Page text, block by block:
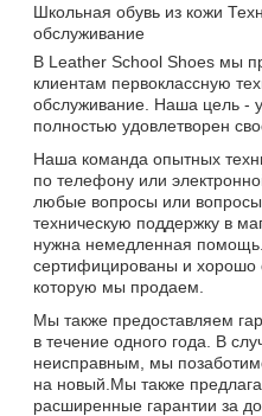
Школьная обувь из кожи
обслуживание
В Leather School Shoes мы
клиентам первоклассную
обслуживание. Наша цель -
полностью удовлетворен
Наша команда опытных
по телефону или
любые вопросы или
техническую поддержку в
нужна немедленная
сертифицированы и хорошо
которую мы продаем.
Мы также предоставляем
в течение одного года. В
неисправным, мы
на новый.Мы также
расширенные гарантии за